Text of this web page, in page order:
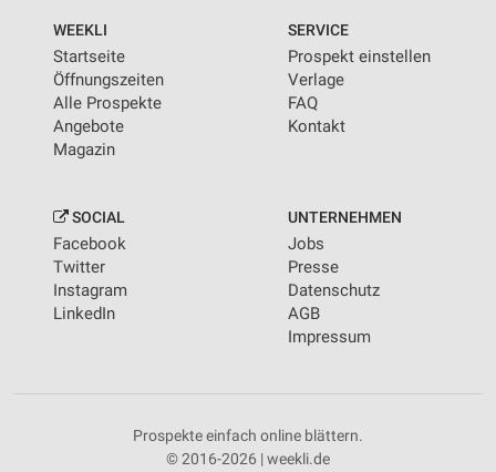
WEEKLI
Startseite
Öffnungszeiten
Alle Prospekte
Angebote
Magazin
SERVICE
Prospekt einstellen
Verlage
FAQ
Kontakt
SOCIAL
Facebook
Twitter
Instagram
LinkedIn
UNTERNEHMEN
Jobs
Presse
Datenschutz
AGB
Impressum
Prospekte einfach online blättern.
© 2016-2026 | weekli.de